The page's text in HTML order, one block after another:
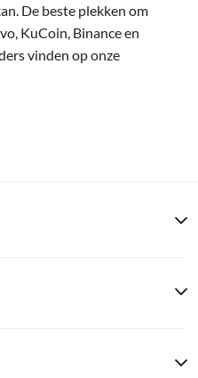
De beste plekken om
KuCoin, Binance en
vinden op onze